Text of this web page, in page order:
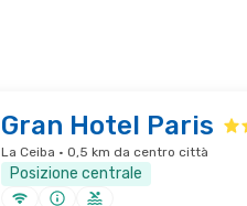
Gran Hotel Paris
La Ceiba · 0,5 km da centro città
Posizione centrale